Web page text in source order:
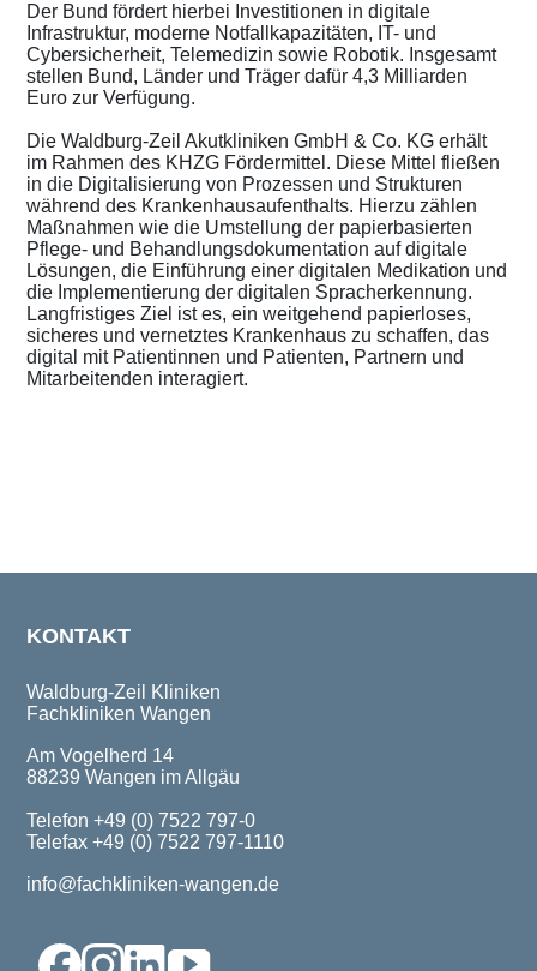
Der Bund fördert hierbei Investitionen in digitale
Infrastruktur, moderne Notfallkapazitäten, IT- und
Cybersicherheit, Telemedizin sowie Robotik. Insgesamt
stellen Bund, Länder und Träger dafür 4,3 Milliarden
Euro zur Verfügung.
Die Waldburg-Zeil Akutkliniken GmbH & Co. KG erhält
im Rahmen des KHZG Fördermittel. Diese Mittel fließen
in die Digitalisierung von Prozessen und Strukturen
während des Krankenhausaufenthalts. Hierzu zählen
Maßnahmen wie die Umstellung der papierbasierten
Pflege- und Behandlungsdokumentation auf digitale
Lösungen, die Einführung einer digitalen Medikation und
die Implementierung der digitalen Spracherkennung.
Langfristiges Ziel ist es, ein weitgehend papierloses,
sicheres und vernetztes Krankenhaus zu schaffen, das
digital mit Patientinnen und Patienten, Partnern und
Mitarbeitenden interagiert.
KONTAKT
Waldburg-Zeil Kliniken
Fachkliniken Wangen
Am Vogelherd 14
88239 Wangen im Allgäu
Telefon +49 (0) 7522 797-0
Telefax +49 (0) 7522 797-1110
info@fachkliniken-wangen.de